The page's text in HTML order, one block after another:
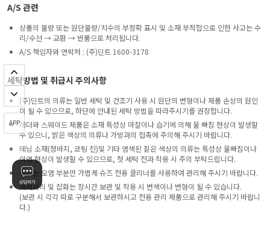
APP
A/S 관련
상품의 불량 또는 원단불량/치수의 부정확 표시 및 소재 부적합으로 인한 사고는 수
리/수선 → 교환 → 반품으로 처리됩니다.
A/S 책임자와 연락처 : (주)딘트 1600-3178
세탁방법 및 취급시 주의사항
(주)딘트의 의류는 일반 세탁 및 건조기 사용 시 원단의 변형이나 제품 손상의 원인
이 될 수 있으므로, 하단에 안내된 세탁 방법을 따라주시기를 권장합니다.
레더와 스웨이드 제품은 소재 특성상 마찰이나 습기에 의해 물 빠짐 현상이 발생할
수 있으니, 밝은 색상의 의류나 가방과의 접촉에 주의해 주시기 바랍니다.
데님 소재(청바지, 코팅 진)및 기타 염색된 짙은 색상의 의류는 특성상 물빠짐이나
이염 현상이 발생할 수 있으므로, 첫 세탁 전과 착용 시 주의 부탁드립니다.
슈즈는 오염 부분만 가볍게 슈즈 전용 클리너를 사용하여 관리해 주시기 바랍니다.
액세서리 및 잡화는 장시간 보관 및 착용 시 변색이나 변형이 될 수 있습니다.
(보관 시 각각 따로 구분해서 보관하시고 전용 관리 제품으로 관리해 주시기 바랍니
다.)